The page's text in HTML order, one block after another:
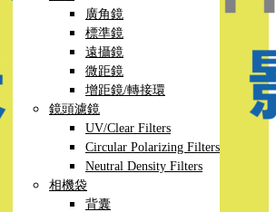
廣角鏡
標準鏡
遠攝鏡
微距鏡
增距鏡/轉接環
鏡頭濾鏡
UV/Clear Filters
Circular Polarizing Filters
Neutral Density Filters
相機袋
背囊